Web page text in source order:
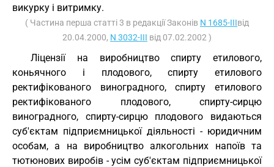
викурку і витримку.
( Частина перша статті 3 в редакції Законів N 1685-IIIвід
20.04.2000, N 3032-III від 07.02.2002 )
Ліцензії на виробництво спирту етилового,
коньячного і плодового, спирту етилового
ректифікованого виноградного, спирту етилового
ректифікованого плодового, спирту-сирцю
виноградного, спирту-сирцю плодового видаються
суб'єктам підприємницької діяльності - юридичним
особам, а на виробництво алкогольних напоїв та
тютюнових виробів - усім суб'єктам підприємницької